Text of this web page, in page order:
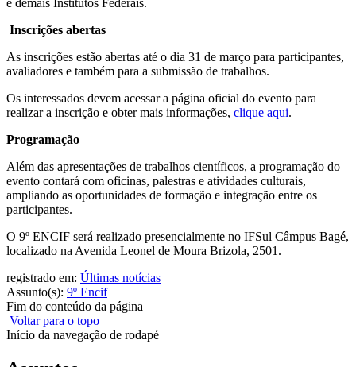
e demais Institutos Federais.
Inscrições abertas
As inscrições estão abertas até o dia 31 de março para participantes,
avaliadores e também para a submissão de trabalhos.
Os interessados devem acessar a página oficial do evento para
realizar a inscrição e obter mais informações, clique aqui.
Programação
Além das apresentações de trabalhos científicos, a programação do
evento contará com oficinas, palestras e atividades culturais,
ampliando as oportunidades de formação e integração entre os
participantes.
O 9º ENCIF será realizado presencialmente no IFSul Câmpus Bagé,
localizado na Avenida Leonel de Moura Brizola, 2501.
registrado em: Últimas notícias
Assunto(s): 9º Encif
Fim do conteúdo da página
Voltar para o topo
Início da navegação de rodapé